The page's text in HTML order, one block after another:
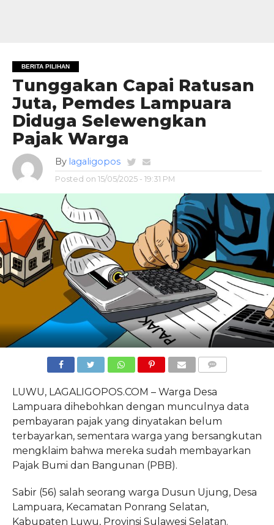
BERITA PILIHAN
Tunggakan Capai Ratusan
Juta, Pemdes Lampuara
Diduga Selewengkan
Pajak Warga
By lagaligopos
Posted on 15/05/2025 - 19:31 PM
LUWU, LAGALIGOPOS.COM – Warga Desa
Lampuara dihebohkan dengan munculnya data
pembayaran pajak yang dinyatakan belum
terbayarkan, sementara warga yang bersangkutan
mengklaim bahwa mereka sudah membayarkan
Pajak Bumi dan Bangunan (PBB).
Sabir (56) salah seorang warga Dusun Ujung, Desa
Lampuara, Kecamatan Ponrang Selatan,
Kabupaten Luwu, Provinsi Sulawesi Selatan.